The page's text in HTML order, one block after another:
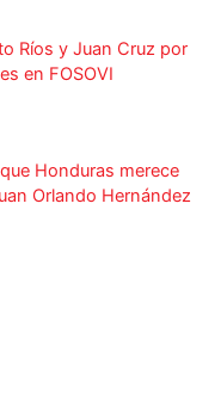
Ríos y Juan Cruz por
en FOSOVI
Honduras merece
Orlando Hernández